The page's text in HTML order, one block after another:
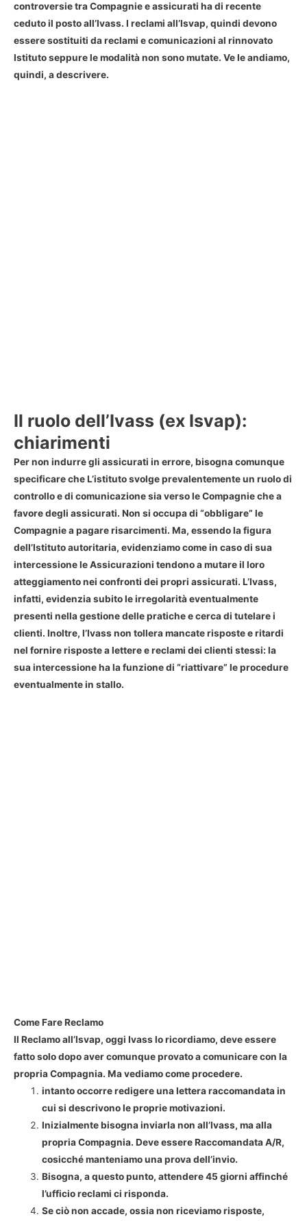
controversie tra Compagnie e assicurati ha di recente
ceduto il posto all’Ivass. I reclami all’Isvap, quindi devono
essere sostituiti da reclami e comunicazioni al rinnovato
Istituto seppure le modalità non sono mutate. Ve le andiamo,
quindi, a descrivere.
Il ruolo dell’Ivass (ex Isvap):
chiarimenti
Per non indurre gli assicurati in errore, bisogna comunque
specificare che L’istituto svolge prevalentemente un ruolo di
controllo e di comunicazione sia verso le Compagnie che a
favore degli assicurati. Non si occupa di “obbligare” le
Compagnie a pagare risarcimenti. Ma, essendo la figura
dell’Istituto autoritaria, evidenziamo come in caso di sua
intercessione le Assicurazioni tendono a mutare il loro
atteggiamento nei confronti dei propri assicurati. L’Ivass,
infatti, evidenzia subito le irregolarità eventualmente
presenti nella gestione delle pratiche e cerca di tutelare i
clienti. Inoltre, l’Ivass non tollera mancate risposte e ritardi
nel fornire risposte a lettere e reclami dei clienti stessi: la
sua intercessione ha la funzione di “riattivare” le procedure
eventualmente in stallo.
Come Fare Reclamo
Il Reclamo all’Isvap, oggi Ivass lo ricordiamo, deve essere
fatto solo dopo aver comunque provato a comunicare con la
propria Compagnia. Ma vediamo come procedere.
intanto occorre redigere una lettera raccomandata in
cui si descrivono le proprie motivazioni.
Inizialmente bisogna inviarla non all’Ivass, ma alla
propria Compagnia. Deve essere Raccomandata A/R,
cosicché manteniamo una prova dell’invio.
Bisogna, a questo punto, attendere 45 giorni affinché
l’ufficio reclami ci risponda.
Se ciò non accade, ossia non riceviamo risposte,